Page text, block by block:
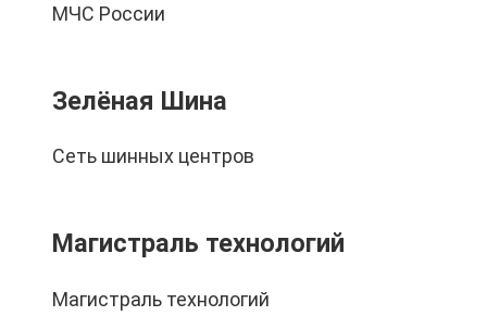
МЧС России
Зелёная Шина
Сеть шинных центров
Магистраль технологий
Магистраль технологий